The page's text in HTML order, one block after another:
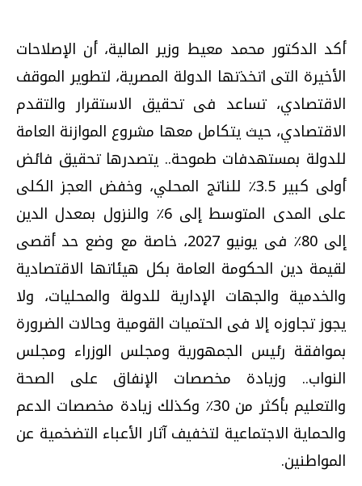
أكد الدكتور محمد معيط وزير المالية، أن الإصلاحات
الأخيرة التى اتخذتها الدولة المصرية، لتطوير الموقف
الاقتصادي، تساعد فى تحقيق الاستقرار والتقدم
الاقتصادي، حيث يتكامل معها مشروع الموازنة العامة
للدولة بمستهدفات طموحة.. يتصدرها تحقيق فائض
أولى كبير 3.5٪ للناتج المحلي، وخفض العجز الكلى
على المدى المتوسط إلى 6٪ والنزول بمعدل الدين
إلى 80٪ فى يونيو 2027، خاصة مع وضع حد أقصى
لقيمة دين الحكومة العامة بكل هيئاتها الاقتصادية
والخدمية والجهات الإدارية للدولة والمحليات، ولا
يجوز تجاوزه إلا فى الحتميات القومية وحالات الضرورة
بموافقة رئيس الجمهورية ومجلس الوزراء ومجلس
النواب.. وزيادة مخصصات الإنفاق على الصحة
والتعليم بأكثر من 30٪ وكذلك زيادة مخصصات الدعم
والحماية الاجتماعية لتخفيف آثار الأعباء التضخمية عن
المواطنين.